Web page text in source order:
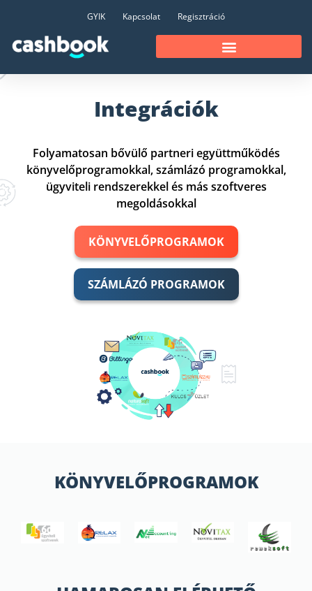
GYIK Kapcsolat Regisztráció
Integrációk
Folyamatosan bővülő partneri együttműködés
könyvelőprogramokkal, számlázó programokkal,
ügyviteli rendszerekkel és más szoftveres
megoldásokkal
KÖNYVELŐPROGRAMOK
SZÁMLÁZÓ PROGRAMOK
KÖNYVELŐPROGRAMOK